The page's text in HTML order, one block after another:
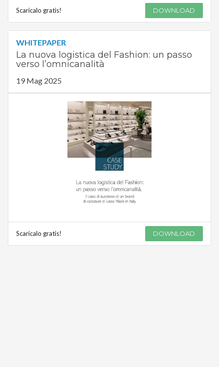
Scaricalo gratis! DOWNLOAD
WHITEPAPER
La nuova logistica del Fashion: un passo
verso l’omnicanalità
19 Mag 2025
Scaricalo gratis! DOWNLOAD